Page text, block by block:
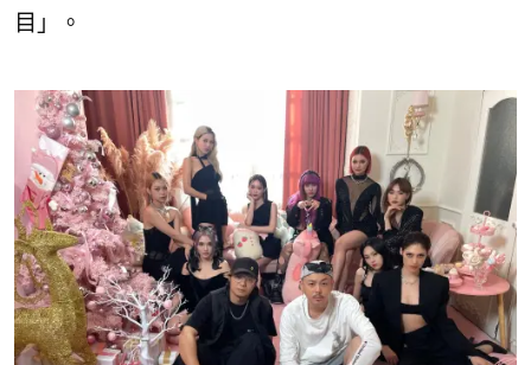
目」。